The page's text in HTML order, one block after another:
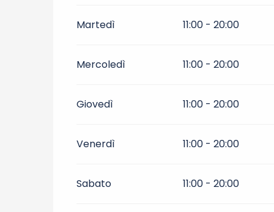
Martedì 11:00 - 20:00
Mercoledì 11:00 - 20:00
Giovedì 11:00 - 20:00
Venerdì 11:00 - 20:00
Sabato 11:00 - 20:00